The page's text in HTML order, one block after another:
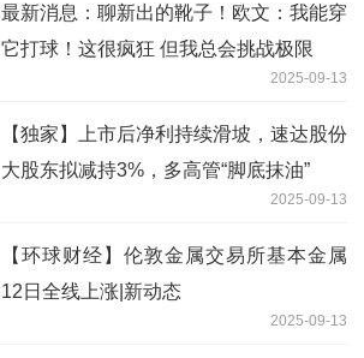
最新消息：聊新出的靴子！欧文：我能穿
它打球！这很疯狂 但我总会挑战极限
2025-09-13
【独家】上市后净利持续滑坡，速达股份
大股东拟减持3%，多高管“脚底抹油”
2025-09-13
【环球财经】伦敦金属交易所基本金属
12日全线上涨|新动态
2025-09-13